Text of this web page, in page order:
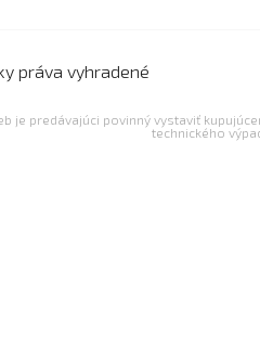
práva vyhradené
je predávajúci povinný vystaviť
technického